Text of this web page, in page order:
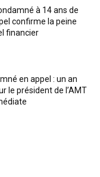
à 14 ans de
confirme la peine
financier
en appel : un an
le président de l’AMT